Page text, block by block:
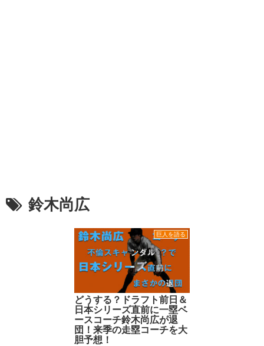
鈴木尚広
巨人を語る
どうする？ドラフト前日＆
日本シリーズ直前に一塁ベ
ースコーチ鈴木尚広が退
団！来季の走塁コーチを大
胆予想！